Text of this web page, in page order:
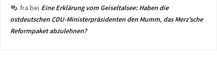
fra bei Eine Erklärung vom Geiseltalsee: Haben die
ostdeutschen CDU-Ministerpräsidenten den Mumm, das Merz’sche
Reformpaket abzulehnen?